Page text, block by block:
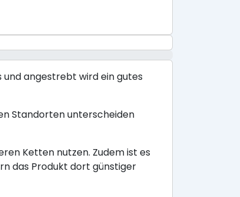
und angestrebt wird ein gutes
Standorten unterscheiden
Ketten nutzen. Zudem ist es
das Produkt dort günstiger